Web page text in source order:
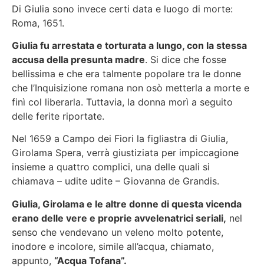
Di Giulia sono invece certi data e luogo di morte:
Roma, 1651.
Giulia fu arrestata e torturata a lungo, con la stessa
accusa della presunta madre. Si dice che fosse
bellissima e che era talmente popolare tra le donne
che l’Inquisizione romana non osò metterla a morte e
finì col liberarla. Tuttavia, la donna morì a seguito
delle ferite riportate.
Nel 1659 a Campo dei Fiori la figliastra di Giulia,
Girolama Spera, verrà giustiziata per impiccagione
insieme a quattro complici, una delle quali si
chiamava – udite udite – Giovanna de Grandis.
Giulia, Girolama e le altre donne di questa vicenda
erano delle vere e proprie avvelenatrici seriali, nel
senso che vendevano un veleno molto potente,
inodore e incolore, simile all’acqua, chiamato,
appunto, “Acqua Tofana”.